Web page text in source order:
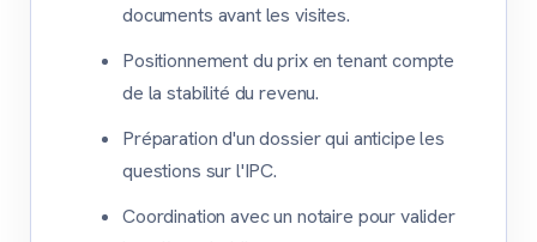
documents avant les visites.
Positionnement du prix en tenant compte
de la stabilité du revenu.
Préparation d'un dossier qui anticipe les
questions sur l'IPC.
Coordination avec un notaire pour valider